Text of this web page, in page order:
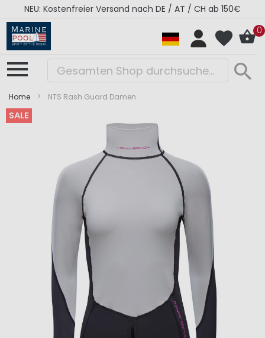
NEU: Kostenfreier Versand nach DE / AT / CH ab 150€
0
Home NTS Rash Guard Damen
SALE
Zum
Bildergalerie
springen
Zum
Bildergalerie
springen